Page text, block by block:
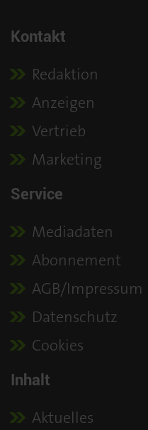
Kontakt
Redaktion
Anzeigen
Vertrieb
Marketing
Service
Mediadaten
Abonnement
AGB/Impressum
Datenschutz
Cookies
Inhalt
Aktuelles